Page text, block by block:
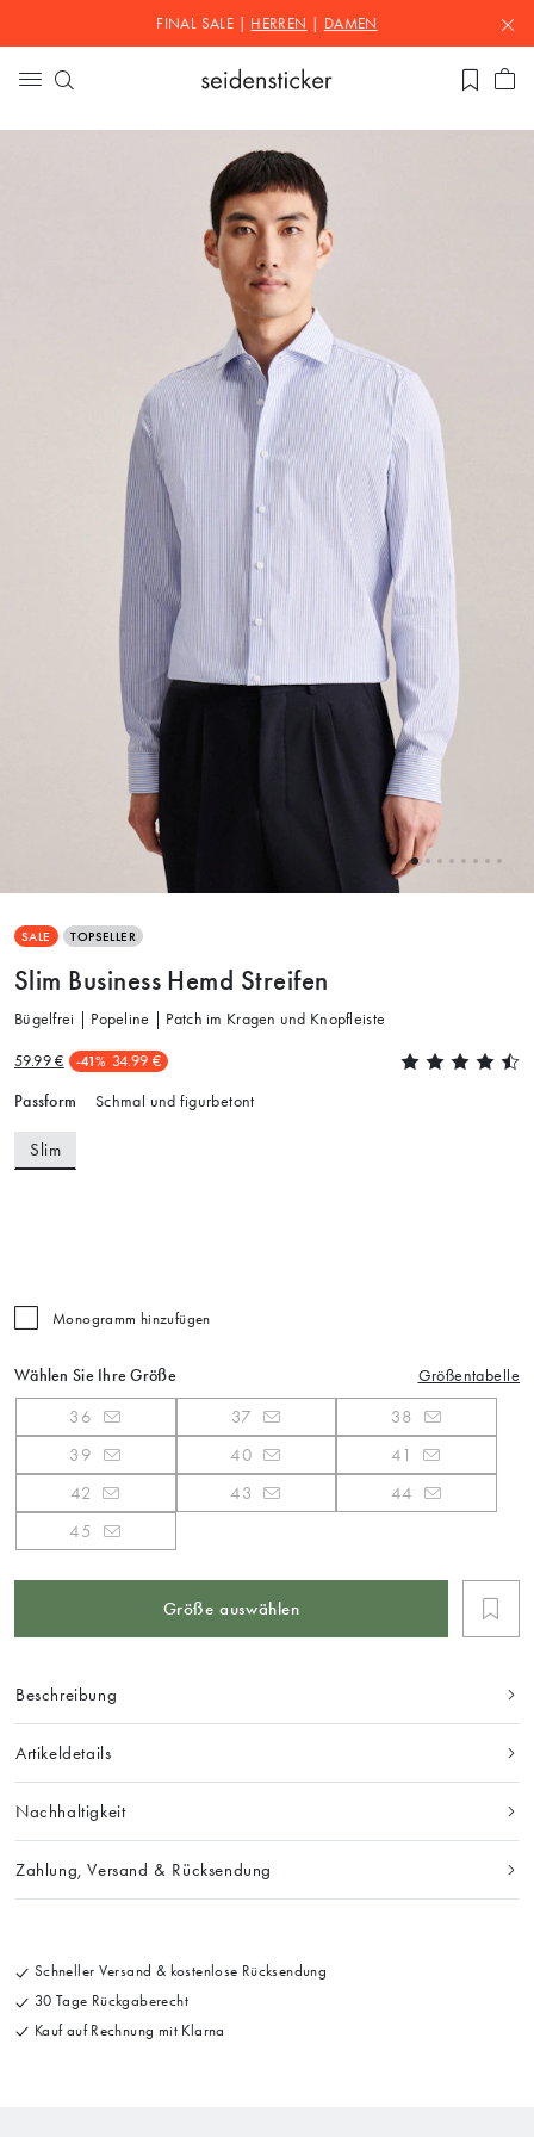
FINAL SALE | HERREN DAMEN
SALE TOPSELLER
Slim Business Hemd Streifen
Bügelfrei | Popeline | Patch im Kragen und Knopfleiste
59.99 € -41% 34.99 €
Passform Schmal und figurbetont
Slim
Monogramm hinzufügen
Wählen Sie Ihre Größe Größentabelle
36 37
38
39
40
41
42
43
44
45
Größe auswählen
Beschreibung
Artikeldetails
Nachhaltigkeit
Zahlung, Versand & Rücksendung
Schneller Versand & kostenlose Rücksendung
30 Tage Rückgaberecht
Kauf auf Rechnung mit Klarna